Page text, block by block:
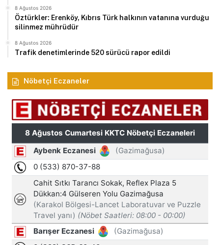
8 Ağustos 2026
Öztürkler: Erenköy, Kıbrıs Türk halkının vatanına vurduğu
silinmez mührüdür
8 Ağustos 2026
Trafik denetimlerinde 520 sürücü rapor edildi
Nöbetçi Eczaneler